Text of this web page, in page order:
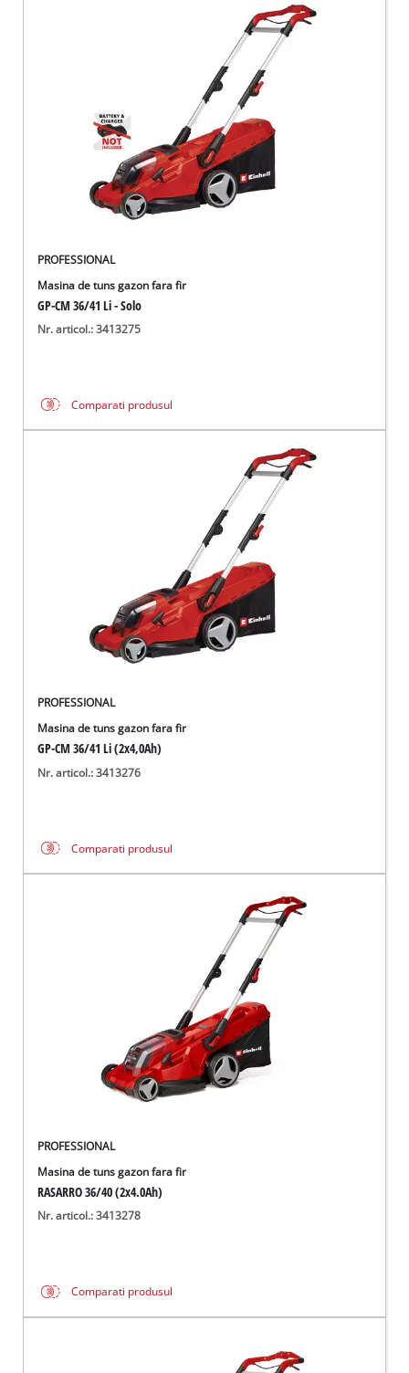
PROFESSIONAL
Masina de tuns gazon fara fir
GP-CM 36/41 Li - Solo
Nr. articol.: 3413275
Comparati produsul
PROFESSIONAL
Masina de tuns gazon fara fir
GP-CM 36/41 Li (2x4,0Ah)
Nr. articol.: 3413276
Comparati produsul
PROFESSIONAL
Masina de tuns gazon fara fir
RASARRO 36/40 (2x4.0Ah)
Nr. articol.: 3413278
Comparati produsul